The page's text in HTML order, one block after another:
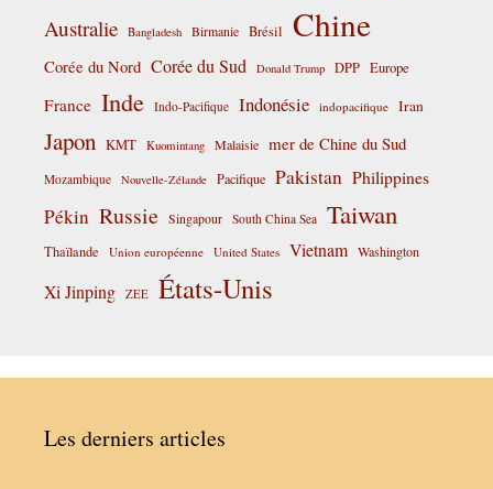
Australie Bangladesh Birmanie Brésil Chine
Corée du Nord Corée du Sud Donald Trump DPP Europe
France Inde Indo-Pacifique Indonésie indopacifique Iran
Japon KMT Kuomintang Malaisie mer de Chine du Sud
Mozambique Nouvelle-Zélande Pacifique Pakistan Philippines
Pékin Russie Singapour South China Sea Taiwan
Thaïlande Union européenne United States Vietnam Washington
Xi Jinping ZEE États-Unis
Les derniers articles